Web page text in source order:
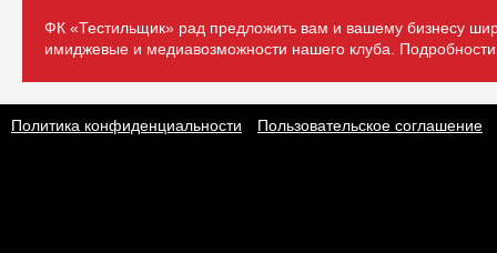
ФК «Тестильщик» рад предложить вам и вашему бизнесу
имиджевые и медиавозможности нашего клуба.
Политика конфиденциальности Пользовательское соглашение